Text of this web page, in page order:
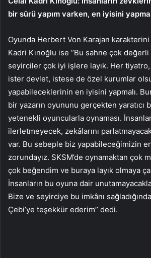
bir sürü yapım varken, en iyisini
Oyunda Herbert Von Karajan karakterini
Kadri Kınoğlu ise ‘’Bu sahne çok
seyirciler çok iyi işlere layık. Her
ister devlet, istese de özel kurumlar
yapabileceklerinin en iyisini yapmalı.
bir yazarın oyununu gerçekten yaratıcı
yetenekli oyuncularla oynaması.
ilerletmeyecek, zekâlarını
var. Bu sebeple biz yapabileceğimizin
zorundayız. SKSM’de oynamaktan çok
çok beğendim ve buraya layık olmaya
İnsanların bu oyuna dair
Bize ve seyirciye bu imkânı
Çebi’ye teşekkür ederim’’ dedi.